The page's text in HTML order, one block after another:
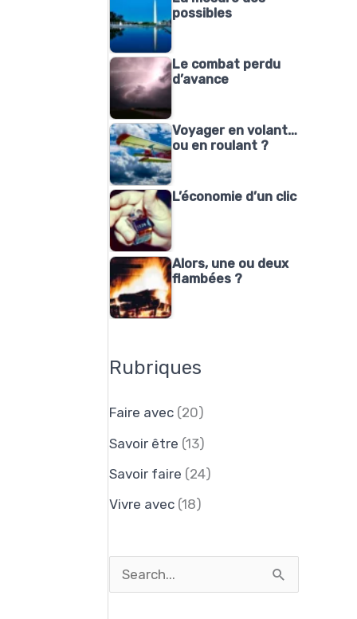
possibles
Le combat perdu
d’avance
Voyager en volant…
ou en roulant ?
L’économie d’un clic
Alors, une ou deux
flambées ?
Rubriques
Faire avec (20)
Savoir être (13)
Savoir faire (24)
Vivre avec (18)
e